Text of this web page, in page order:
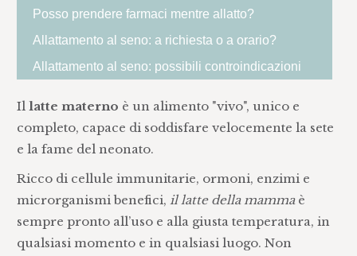
Posso prendere farmaci mentre allatto?
Allattamento al seno: a richiesta o a orario?
Allattamento al seno: possibili controindicazioni
Illatte materno è un alimento "vivo", unico e
completo, capace di soddisfare velocemente la sete
e la fame del neonato.
Ricco di cellule immunitarie, ormoni, enzimi e
microrganismi benefici, il latte della mammaè
sempre pronto all’uso e alla giusta temperatura, in
qualsiasi momento e in qualsiasi luogo. Non